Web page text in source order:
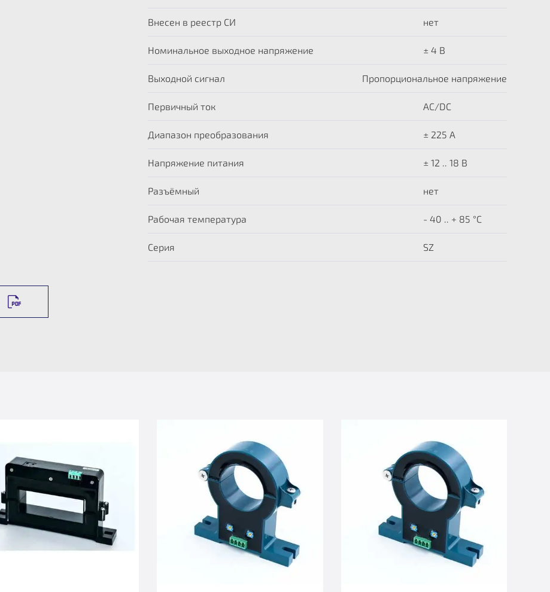
Внесен в реестр СИ нет
Номинальное выходное напряжение ± 4 В
Выходной сигнал Пропорциональное напряжение
Первичный ток AC/DC
Диапазон преобразования ± 225 A
Напряжение питания ± 12 .. 18 В
Разъёмный нет
Рабочая температура - 40 .. + 85 °C
Серия SZ